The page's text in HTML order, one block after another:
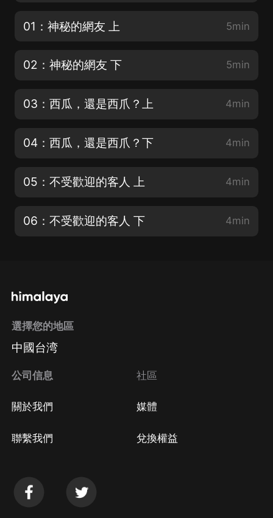
01：神秘的網友 上 5min
02：神秘的網友 下 5min
03：西瓜，還是西爪？上 4min
04：西瓜，還是西爪？下 4min
05：不受歡迎的客人 上 4min
06：不受歡迎的客人 下 4min
選擇您的地區
中國台湾
公司信息
關於我們
聯繫我們
社區
媒體
兌換權益